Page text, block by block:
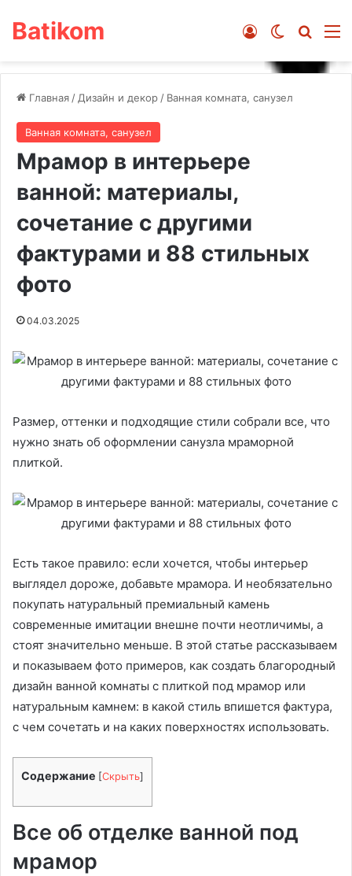
Batikom Switch skin
Войти
Главная / Дизайн и декор / Ванная комната, санузел
Ванная комната, санузел
Мрамор в интерьере
ванной: материалы,
сочетание с другими
фактурами и 88 стильных
фото
04.03.2025
Размер, оттенки и подходящие стили собрали все, что
нужно знать об оформлении санузла мраморной
плиткой.
Есть такое правило: если хочется, чтобы интерьер
выглядел дороже, добавьте мрамора. И необязательно
покупать натуральный премиальный камень
современные имитации внешне почти неотличимы, а
стоят значительно меньше. В этой статье рассказываем
и показываем фото примеров, как создать благородный
дизайн ванной комнаты с плиткой под мрамор или
натуральным камнем: в какой стиль впишется фактура,
с чем сочетать и на каких поверхностях использовать.
Содержание [Скрыть]
Все об отделке ванной под
мрамор